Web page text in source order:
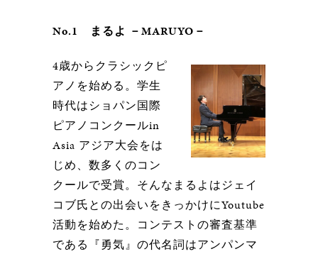
No.1 まるよ －MARUYO－
4歳からクラシックピ
アノを始める。学生
時代はショパン国際
ピアノコンクールin
Asia アジア大会をは
じめ、数多くのコン
クールで受賞。そんなまるよはジェイ
コブ氏との出会いをきっかけにYoutube
活動を始めた。コンテストの審査基準
である『勇気』の代名詞はアンパンマ